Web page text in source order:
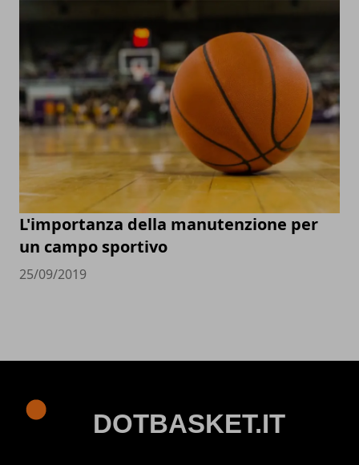
L'importanza della manutenzione per
un campo sportivo
25/09/2019